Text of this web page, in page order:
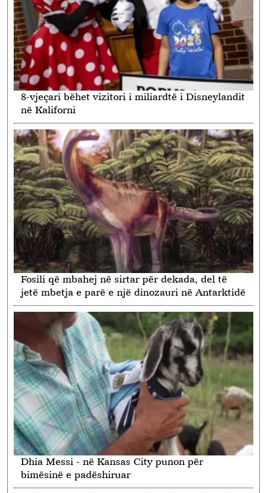
8-vjeçari bëhet vizitori i miliardtë i Disneylandit
në Kaliforni
Fosili që mbahej në sirtar për dekada, del të
jetë mbetja e parë e një dinozauri në Antarktidë
Dhia Messi - në Kansas City punon për
bimësinë e padëshiruar